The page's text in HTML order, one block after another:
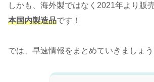
しかも、海外製ではなく2021年より販
本国内製造品です！
では、早速情報をまとめていきましょう